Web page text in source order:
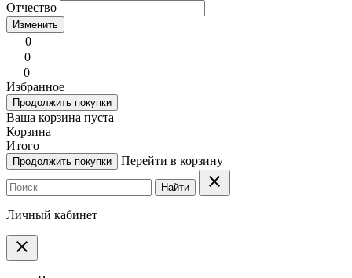
Отчество
Изменить
0
0
0
Избранное
Продолжить покупки
Ваша корзина пуста
Корзина
Итого
Продолжить покупки Перейти в корзину
Найти clear
Личный кабинет
clear